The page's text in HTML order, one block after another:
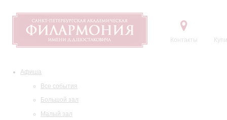
Контакты
Афиша
Все события
Большой зал
Малый зал